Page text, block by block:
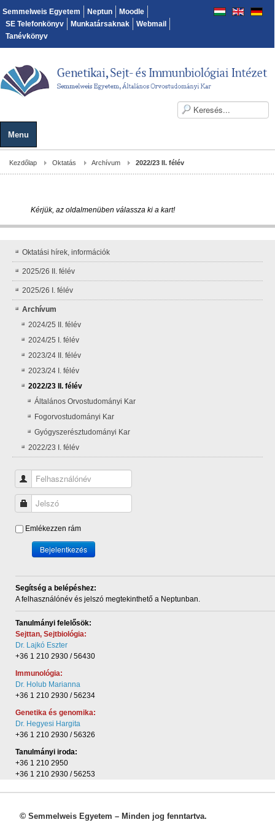
Semmelweis Egyetem Neptun
Moodle
SE Telefonkönyv
Munkatársaknak
Webmail
Tanévkönyv
Menu
Kezdőlap Oktatás Archívum 2022/23 II. félév
Kérjük, az oldalmenüben válassza ki a kart!
Oktatási hírek, információk
2025/26 II. félév
2025/26 I. félév
Archívum
2024/25 II. félév
2024/25 I. félév
2023/24 II. félév
2023/24 I. félév
2022/23 II. félév
Általános Orvostudományi Kar
Fogorvostudományi Kar
Gyógyszerésztudományi Kar
2022/23 I. félév
Felhasználónév
Jelszó
Emlékezzen rám
Bejelentkezés
Segítség a belépéshez:
A felhasználónév és jelszó megtekinthető a Neptunban.
Tanulmányi felelősök:
Sejttan, Sejtbiológia:
Dr. Lajkó Eszter
+36 1 210 2930 / 56430
Immunológia:
Dr. Holub Marianna
+36 1 210 2930 / 56234
Genetika és genomika:
Dr. Hegyesi Hargita
+36 1 210 2930 / 56326
Tanulmányi iroda:
+36 1 210 2950
+36 1 210 2930 / 56253
©Semmelweis Egyetem – Minden jog fenntartva.